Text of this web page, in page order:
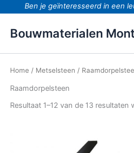
Ben je geïnteresseerd in een
Bouwmaterialen
Home / Metselsteen /
Raamdorpelsteen
Resultaat 1–12 van de 13